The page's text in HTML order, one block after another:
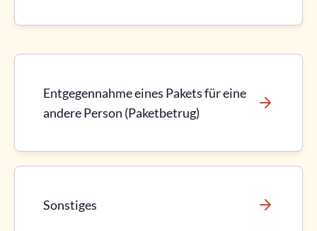
Entgegennahme eines Pakets für eine
andere Person (Paketbetrug)
Sonstiges